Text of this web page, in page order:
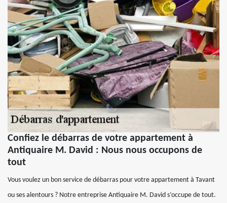
Confiez le débarras de votre appartement à
Antiquaire M. David : Nous nous occupons de
tout
Vous voulez un bon service de débarras pour votre appartement à Tavant
ou ses alentours ? Notre entreprise Antiquaire M. David s’occupe de tout.